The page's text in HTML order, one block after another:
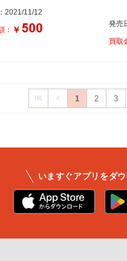
2021/11/12
： ￥
発売
買取
1 2 3
いますぐアプリをダ